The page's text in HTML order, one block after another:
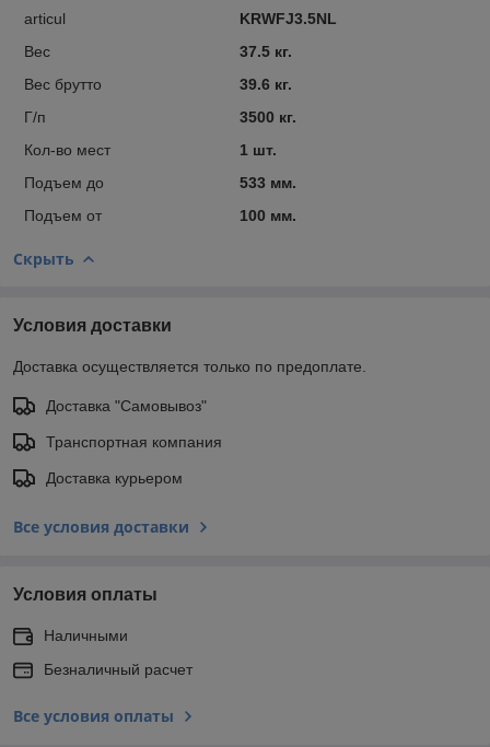
articul
KRWFJ3.5NL
Вес
37.5 кг.
Вес брутто
39.6 кг.
Г/п
3500 кг.
Кол-во мест
1 шт.
Подъем до
533 мм.
Подъем от
100 мм.
Скрыть
Условия доставки
Доставка осуществляется только по предоплате.
Доставка "Самовывоз"
Транспортная компания
Доставка курьером
Все условия доставки
Условия оплаты
Наличными
Безналичный расчет
Все условия оплаты